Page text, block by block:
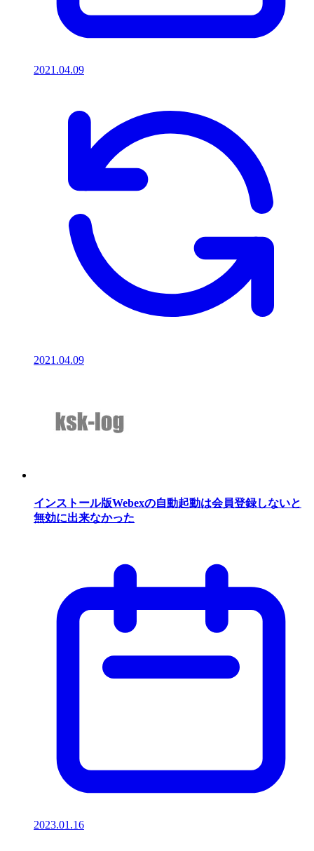
2021.04.09
2021.04.09
インストール版Webexの自動起動は会員登録しないと
無効に出来なかった
2023.01.16